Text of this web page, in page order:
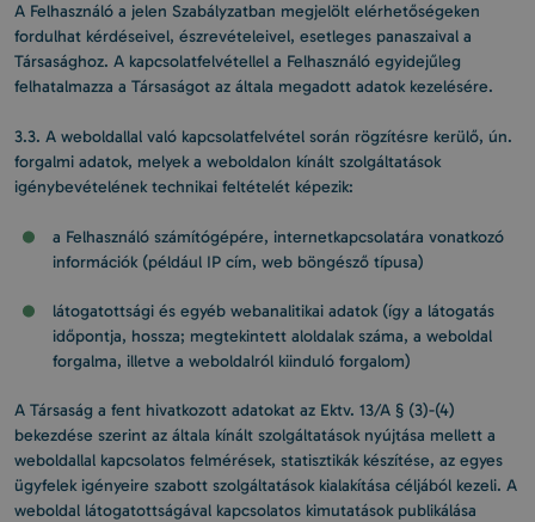
A Felhasználó a jelen Szabályzatban megjelölt elérhetőségeken
fordulhat kérdéseivel, észrevételeivel, esetleges panaszaival a
Társasághoz. A kapcsolatfelvétellel a Felhasználó egyidejűleg
felhatalmazza a Társaságot az általa megadott adatok kezelésére.
3.3. A weboldallal való kapcsolatfelvétel során rögzítésre kerülő, ún.
forgalmi adatok, melyek a weboldalon kínált szolgáltatások
igénybevételének technikai feltételét képezik:
a Felhasználó számítógépére, internetkapcsolatára vonatkozó
információk (például IP cím, web böngésző típusa)
látogatottsági és egyéb webanalitikai adatok (így a látogatás
időpontja, hossza; megtekintett aloldalak száma, a weboldal
forgalma, illetve a weboldalról kiinduló forgalom)
A Társaság a fent hivatkozott adatokat az Ektv. 13/A § (3)-(4)
bekezdése szerint az általa kínált szolgáltatások nyújtása mellett a
weboldallal kapcsolatos felmérések, statisztikák készítése, az egyes
ügyfelek igényeire szabott szolgáltatások kialakítása céljából kezeli. A
weboldal látogatottságával kapcsolatos kimutatások publikálása